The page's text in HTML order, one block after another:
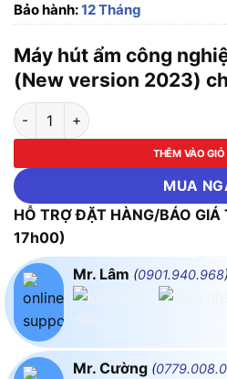
Bảo hành:12 Tháng
Máy hút ẩm công
(New version 2023)
Máy hút ẩm công nghiệp HM-
THÊM VÀO GIỎ
MUA
HỖ TRỢ ĐẶT HÀNG/BÁO
17h00)
Mr. Lâm (0901.940.968)
Mr. Cường (